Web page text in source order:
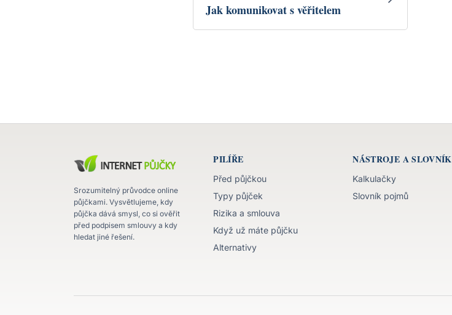
Jak komunikovat s věřitelem
Srozumitelný průvodce online
půjčkami. Vysvětlujeme, kdy
půjčka dává smysl, co si ověřit
před podpisem smlouvy a kdy
hledat jiné řešení.
PILÍŘE
Před půjčkou
Typy půjček
Rizika a smlouva
Když už máte půjčku
Alternativy
NÁSTROJE A SLOVNÍK
Kalkulačky
Slovník pojmů